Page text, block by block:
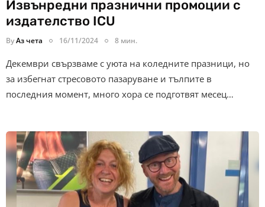
Извънредни празнични промоции с
издателство ICU
ByАз чета 16/11/2024 8 мин.
Декември свързваме с уюта на коледните празници, но
за избегнат стресовото пазаруване и тълпите в
последния момент, много хора се подготвят месец…